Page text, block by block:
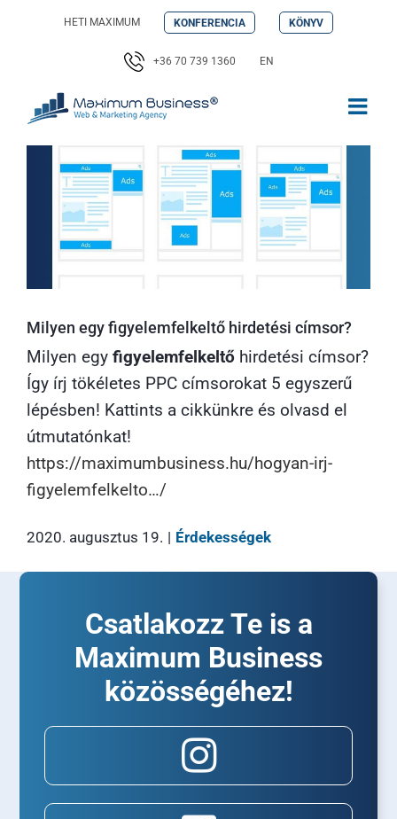
HETI MAXIMUM KONFERENCIA KÖNYV
+36 70 739 1360 EN
Milyen egy figyelemfelkeltő hirdetési címsor?
Milyen egy figyelemfelkeltő hirdetési címsor?
Így írj tökéletes PPC címsorokat 5 egyszerű
lépésben! Kattints a cikkünkre és olvasd el
útmutatónkat!
https://maximumbusiness.hu/hogyan-irj-
figyelemfelkelto…/
2020. augusztus 19. | Érdekességek
Csatlakozz Te is a
Maximum Business
közösségéhez!